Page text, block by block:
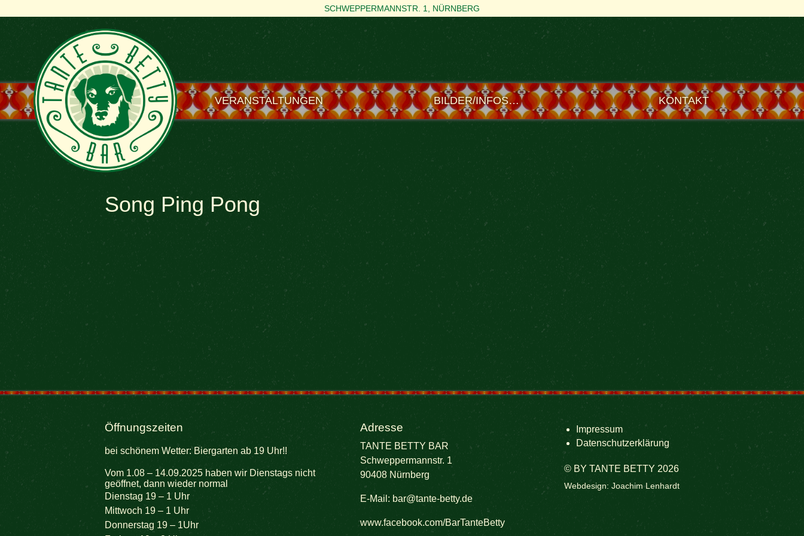
SCHWEPPERMANNSTR. 1, NÜRNBERG
VERANSTALTUNGEN BILDER/INFOS… KONTAKT
Song Ping Pong
Öffnungszeiten
bei schönem Wetter: Biergarten ab 19 Uhr!!
Vom 1.08 – 14.09.2025 haben wir Dienstags nicht
geöffnet, dann wieder normal
Dienstag 19 – 1 Uhr
Mittwoch 19 – 1 Uhr
Donnerstag 19 – 1Uhr
Adresse
TANTE BETTY BAR
Schweppermannstr. 1
90408 Nürnberg
E-Mail: bar@tante-betty.de
www.facebook.com/BarTanteBetty
Impressum
Datenschutzerklärung
© BY TANTE BETTY 2026
Webdesign: Joachim Lenhardt